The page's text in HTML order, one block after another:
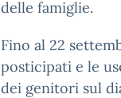
delle famiglie.
Fino al 22
posticipati e le
dei genitori sul